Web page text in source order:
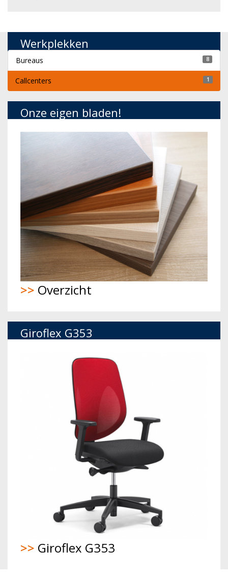
Werkplekken
Bureaus 8
Callcenters 1
Onze eigen bladen!
>> Overzicht
Giroflex G353
>> Giroflex G353